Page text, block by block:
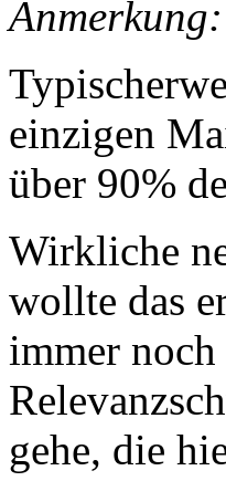
einzigen
über 90%
Wirkliche
wollte das
immer
gehe, die